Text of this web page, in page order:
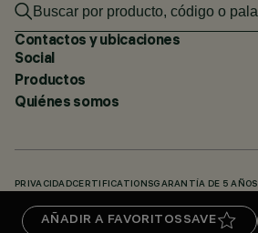
AÑADIR A FAVORITOS SAVE
Contactos y ubicaciones
Social
Productos
Quiénes somos
PRIVACIDADCERTIFICATIONSGARANTÍA DE 5 AÑOS
KNOWLEDGE BASE (LOGIN REQUIRED)DOWNLOADS